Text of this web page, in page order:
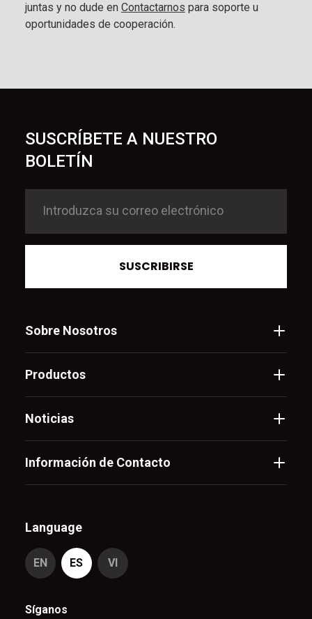
juntas y no dude en Contactarnos para soporte u
oportunidades de cooperación.
SUSCRÍBETE A NUESTRO
BOLETÍN
SUSCRIBIRSE
Sobre Nosotros
Productos
Noticias
Información de Contacto
Language
EN ES VI
Síganos